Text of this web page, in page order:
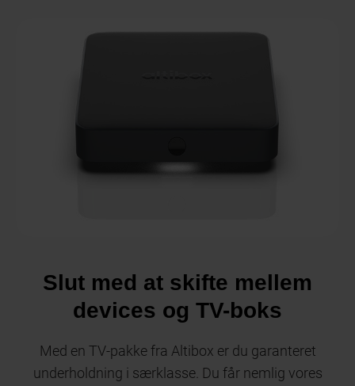
Slut med at skifte mellem
devices og TV-boks
Med en TV-pakke fra Altibox er du garanteret
underholdning i særklasse. Du får nemlig vores